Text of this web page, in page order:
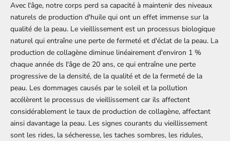
Avec l'âge, notre corps perd sa capacité à maintenir des niveaux
naturels de production d'huile qui ont un effet immense sur la
qualité de la peau. Le vieillissement est un processus biologique
naturel qui entraîne une perte de fermeté et d'éclat de la peau. La
production de collagène diminue linéairement d'environ 1 %
chaque année ds l'âge de 20 ans, ce qui entraîne une perte
progressive de la densité, de la qualité et de la fermeté de la
peau. Les dommages causés par le soleil et la pollution
accélèrent le processus de vieillissement car ils affectent
considérablement le taux de production de collagène, affectant
ainsi davantage la peau. Les signes courants du vieillissement
sont les rides, la sécheresse, les taches sombres, les ridules,